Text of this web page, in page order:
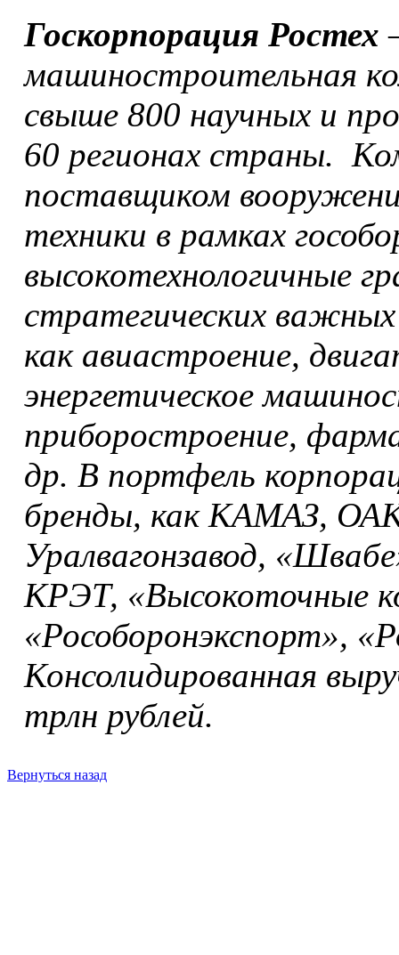
Госкорпорация Ростех
машиностроительная
свыше 800 научных и
60 регионах страны.
поставщиком
техники в рамках
высокотехнологичные
стратегических
как авиастроение,
энергетическое
приборостроение,
др. В портфель
бренды, как КАМАЗ,
Уралвагонзавод,
КРЭТ, «Высокоточные
«Рособоронэкспорт»,
Консолидированная
трлн рублей.
Вернуться назад